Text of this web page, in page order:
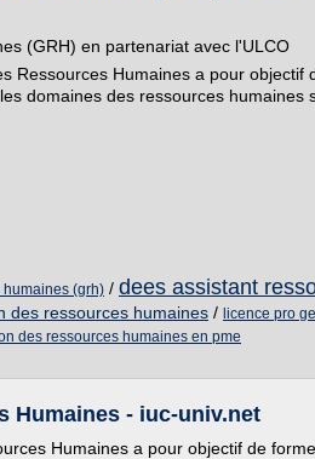
(GRH) en partenariat avec l'ULCO
Ressources Humaines a pour objectif
domaines des ressources humaines
humaines (grh) / dees assistant
des ressources humaines / licence pro
des ressources humaines en pme
Humaines - iuc-univ.net
Humaines a pour objectif de